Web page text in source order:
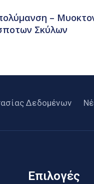
–
Σκύλων
Δεδομένων
Επιλογές